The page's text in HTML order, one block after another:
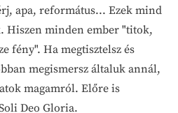
apa, református... Ezek mind
Hiszen minden ember "titok,
fény". Ha megtisztelsz és
megismersz általuk annál,
magamról. Előre is
Deo Gloria.